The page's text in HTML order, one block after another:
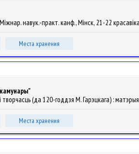
навук.-практ. канф., Мінск, 21-22
Места хранения
творчасць (да 120-годдзя М. Гарэцкага) :
Места хранения